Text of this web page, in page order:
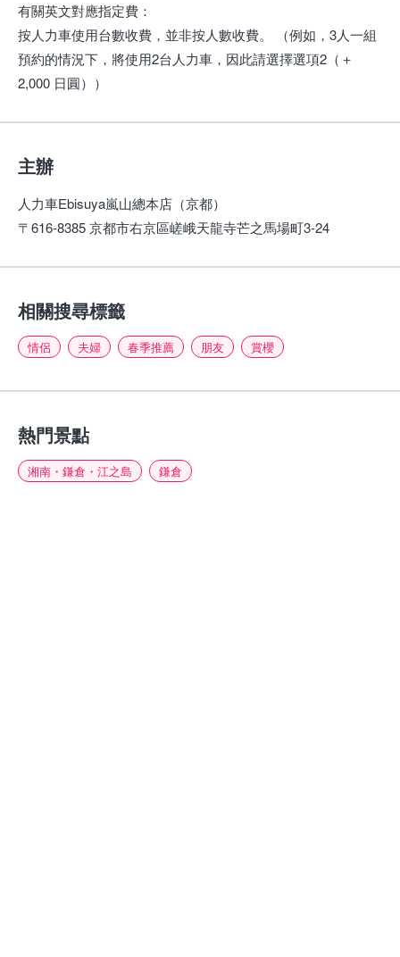
有關英文對應指定費：
按人力車使用台數收費，並非按人數收費。 （例如，3人一組
預約的情況下，將使用2台人力車，因此請選擇選項2（＋
2,000 日圓））
主辦
人力車Ebisuya嵐山總本店（京都）
〒616-8385 京都市右京區嵯峨天龍寺芒之馬場町3-24
相關搜尋標籤
情侶 夫婦 春季推薦 朋友 賞櫻
熱門景點
湘南・鎌倉・江之島 鎌倉